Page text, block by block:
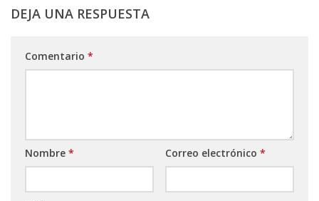
DEJA UNA RESPUESTA
Comentario *
Nombre * Correo electrónico *